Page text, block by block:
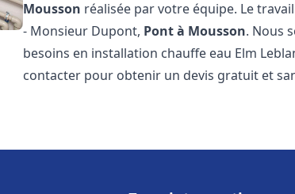
Mousson réalisée par votre équipe. Le
- Monsieur Dupont, Pont à Mousson. Nous
besoins en installation chauffe eau Elm
contacter pour obtenir un devis gratuit et